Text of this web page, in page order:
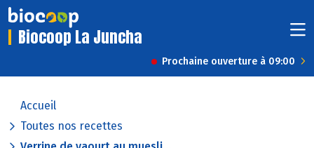
Biocoop La Juncha
Prochaine ouverture à 09:00
Accueil
Toutes nos recettes